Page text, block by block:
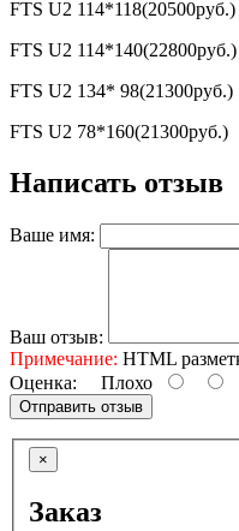
FTS U2 114*118(20500руб.)
FTS U2 114*140(22800руб.)
FTS U2 134* 98(21300руб.)
FTS U2 78*160(21300руб.)
Написать отзыв
Ваше имя:
Ваш отзыв:
Примечание: HTML
Оценка: Плохо
Отправить отзыв
×
Заказ